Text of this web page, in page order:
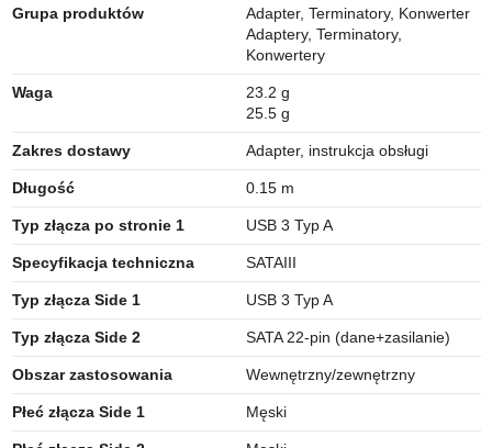
Grupa produktów
Adapter, Terminatory, Konwerter
Adaptery, Terminatory,
Konwertery
Waga
23.2 g
25.5 g
Zakres dostawy Adapter, instrukcja obsługi
Długość 0.15 m
Typ złącza po stronie 1 USB 3 Typ A
Specyfikacja techniczna SATAIII
Typ złącza Side 1 USB 3 Typ A
Typ złącza Side 2 SATA 22-pin (dane+zasilanie)
Obszar zastosowania Wewnętrzny/zewnętrzny
Płeć złącza Side 1 Męski